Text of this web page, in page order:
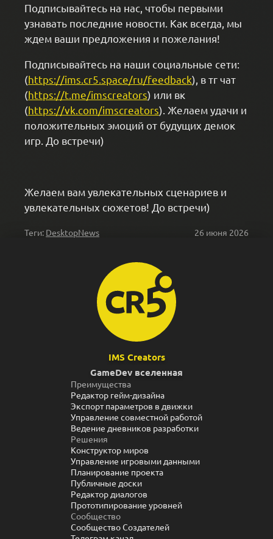
Подписывайтесь на нас, чтобы первыми
узнавать последние новости. Как всегда, мы
ждем ваши предложения и пожелания!
Подписывайтесь на наши социальные сети:
(https://ims.cr5.space/ru/feedback), в тг чат
(https://t.me/imscreators) или вк
(https://vk.com/imscreators). Желаем удачи и
положительных эмоций от будущих демок
игр. До встречи)
Желаем вам увлекательных сценариев и
увлекательных сюжетов! До встречи)
Теги: DesktopNews 26 июня 2026
IMS Creators
GameDev вселенная
Преимущества
Редактор гейм-дизайна
Экспорт параметров в движки
Управление совместной работой
Ведение дневников разработки
Решения
Конструктор миров
Управление игровыми данными
Планирование проекта
Публичные доски
Редактор диалогов
Прототипирование уровней
Сообщество
Сообщество Создателей